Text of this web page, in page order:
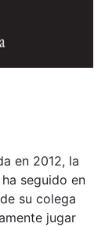
en 2012, la
seguido en
su colega
jugar